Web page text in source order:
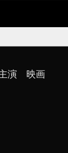
主演 映画